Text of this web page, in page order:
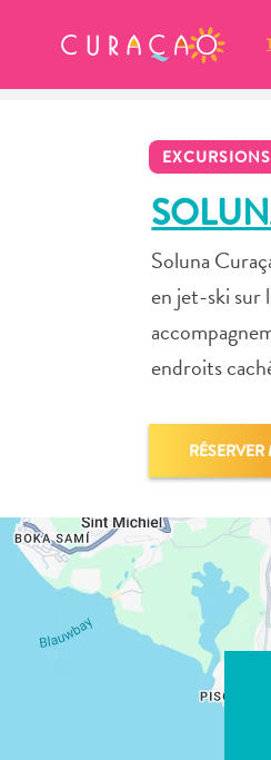
Soluna
en jet-ski sur
endroits
MES FAVORIS
of your favorite places to
Chaque fois que vous